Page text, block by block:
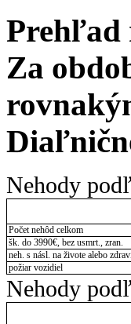
Prehľad
Za
Nehody
Počet nehôd celkom
šk. do 3990€, bez usmrt., zran.
neh. s násl. na živote alebo
požiar vozidiel
Nehody